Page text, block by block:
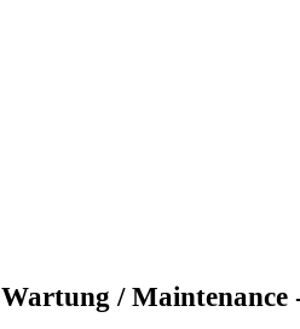
Wartung / Maintenance